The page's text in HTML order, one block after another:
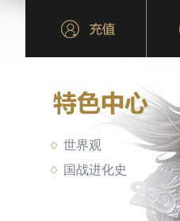
世界观
国战进化史